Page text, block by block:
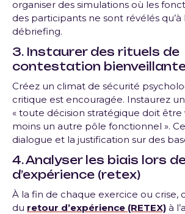
organiser des simulations où les
des participants ne sont révélés qu’à
débriefing.
3. Instaurer des rituels de
contestation
Créez un climat de sécurité
critique est encouragée. Instaurez
« toute décision stratégique doit être
moins un autre pôle fonctionnel ».
dialogue et la justification sur des
4. Analyser les biais lors
d’expérience (retex)
À la fin de chaque exercice ou crise,
du retour d’expérience (RETEX) à